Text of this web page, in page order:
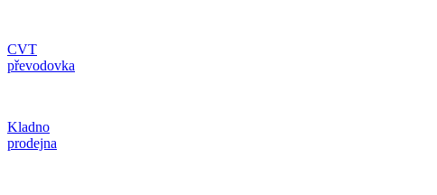
CVT
převodovka
Kladno
prodejna